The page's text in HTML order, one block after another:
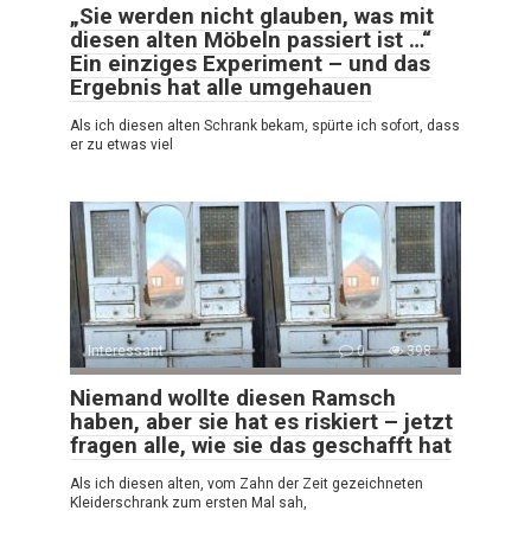
„Sie werden nicht glauben, was mit
diesen alten Möbeln passiert ist …“
Ein einziges Experiment – und das
Ergebnis hat alle umgehauen
Als ich diesen alten Schrank bekam, spürte ich sofort, dass
er zu etwas viel
Interessant 0 398
Niemand wollte diesen Ramsch
haben, aber sie hat es riskiert – jetzt
fragen alle, wie sie das geschafft hat
Als ich diesen alten, vom Zahn der Zeit gezeichneten
Kleiderschrank zum ersten Mal sah,